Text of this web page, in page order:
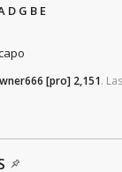
D G B E
[pro] 2,151.